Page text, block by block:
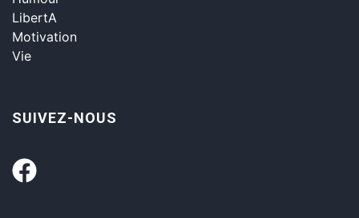
LibertA
Motivation
Vie
SUIVEZ-NOUS